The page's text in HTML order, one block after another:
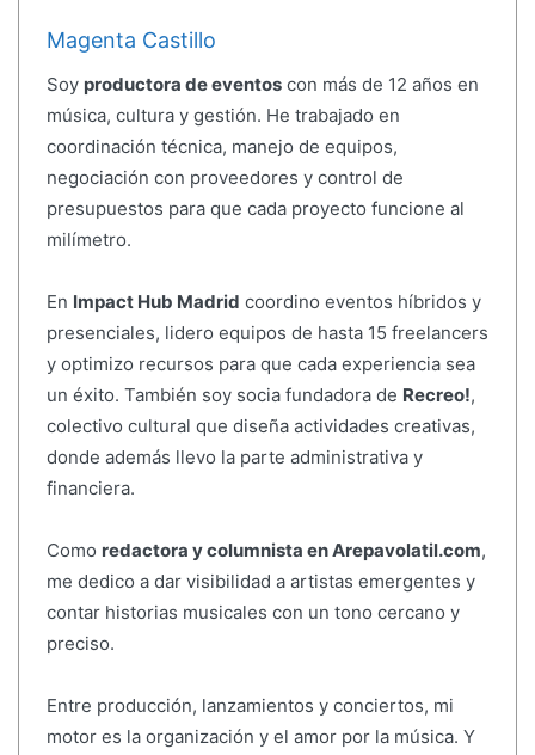
Magenta Castillo
Soy productora de eventoscon más de 12 años en
música, cultura y gestión. He trabajado en
coordinación técnica, manejo de equipos,
negociación con proveedores y control de
presupuestos para que cada proyecto funcione al
milímetro.
En Impact Hub Madrid coordino eventos híbridos y
presenciales, lidero equipos de hasta 15 freelancers
y optimizo recursos para que cada experiencia sea
un éxito. También soy socia fundadora de Recreo!,
colectivo cultural que diseña actividades creativas,
donde además llevo la parte administrativa y
financiera.
Como redactora y columnista en Arepavolatil.com,
me dedico a dar visibilidad a artistas emergentes y
contar historias musicales con un tono cercano y
preciso.
Entre producción, lanzamientos y conciertos, mi
motor es la organización y el amor por la música. Y